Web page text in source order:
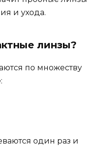
и ухода.
линзы?
по множеству
один раз и